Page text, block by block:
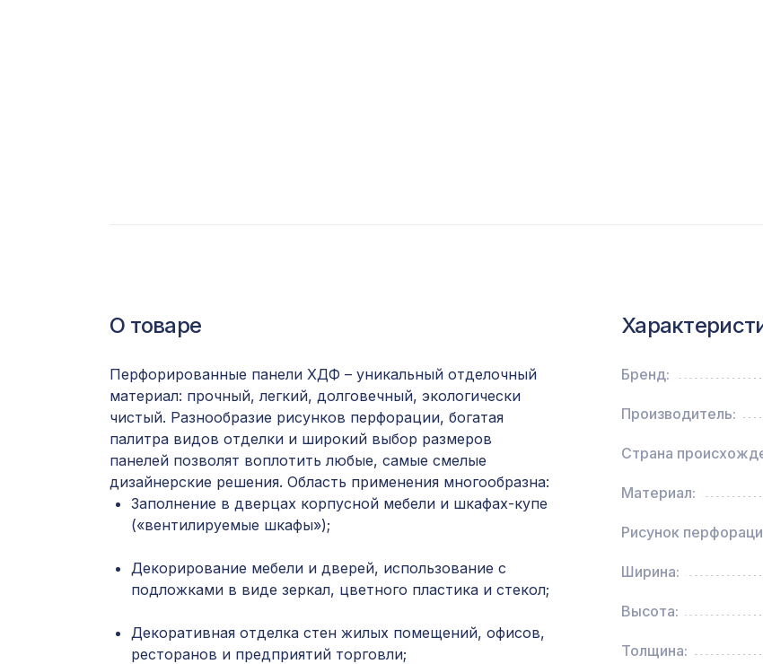
Перфорированная панель АБАКО,
Перфорированная панель ДАМАСКО,
BM-018 Бамбуковое панно 900х1360
Натуральные обои Cosca Traditional
Натуральные обои Cosca Джакарта,
О товаре
Перфорированные панели ХДФ – уникальный отделочный
материал: прочный, легкий, долговечный, экологически
чистый. Разнообразие рисунков перфорации, богатая
палитра видов отделки и широкий выбор размеров
панелей позволят воплотить любые, самые смелые
дизайнерские решения. Область применения многообразна:
Заполнение в дверцах корпусной мебели и шкафах-купе
(«вентилируемые шкафы»);
Декорирование мебели и дверей, использование с
подложками в виде зеркал, цветного пластика и стекол;
Декоративная отделка стен жилых помещений, офисов,
ресторанов и предприятий торговли;
Бренд:
Производитель:
Страна
Материал:
Рисунок
Ширина:
Высота:
Толщина: